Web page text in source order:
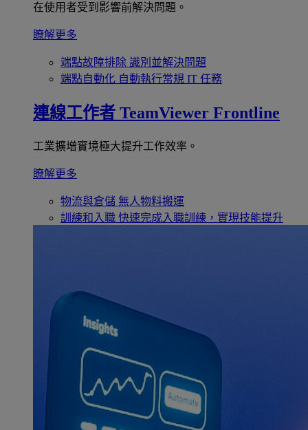
在使用者受到影響前解決問題。
瞭解更多
端點故障排除 識別並解決問題
端點自動化 自動執行常規 IT 任務
連線工作者 TeamViewer Frontline
工業擴增實境極大提升工作效率。
瞭解更多
物流與倉儲 無人物料搬運
訓練和入職 快速完成入職訓練，實現技能提升